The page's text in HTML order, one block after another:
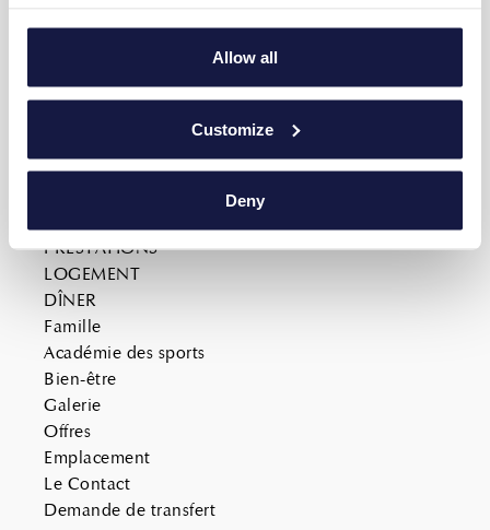
Allow all
Customize
Deny
Πολιτική κατά της Βίας & Παρενόχλησης στην
PRESTATIONS
LOGEMENT
DÎNER
Famille
Académie des sports
Bien-être
Galerie
Offres
Emplacement
Le Contact
Demande de transfert